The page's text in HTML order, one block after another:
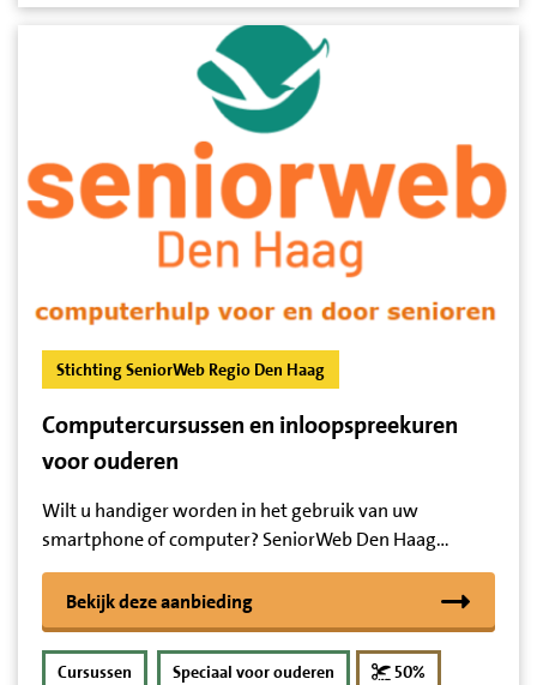
Stichting SeniorWeb Regio Den Haag
Computercursussen en inloopspreekuren
voor ouderen
Wilt u handiger worden in het gebruik van uw
smartphone of computer? SeniorWeb Den Haag…
Bekijk deze aanbieding
Cursussen Speciaal voor ouderen 50%